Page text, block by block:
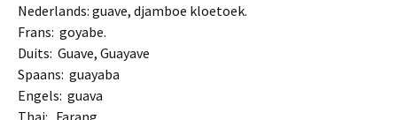
Nederlands: guave, djamboe kloetoek.
Frans: goyabe.
Duits: Guave, Guayave
Spaans: guayaba
Engels: guava